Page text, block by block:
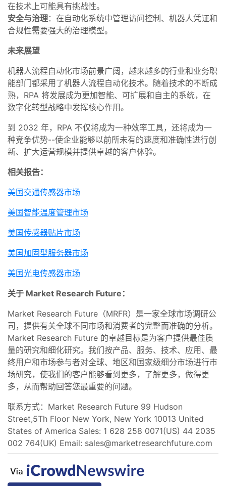
在技术上可能具有挑战性。
安全与治理：在自动化系统中管理访问控制、机器人凭证和
合规性需要强大的治理模型。
未来展望
机器人流程自动化市场前景广阔，越来越多的行业和业务职
能部门都采用了机器人流程自动化技术。随着技术的不断成
熟，RPA 将发展成为更加智能、可扩展和自主的系统，在
数字化转型战略中发挥核心作用。
到 2032 年，RPA 不仅将成为一种效率工具，还将成为一
种竞争优势--使企业能够以前所未有的速度和准确性进行创
新、扩大运营规模并提供卓越的客户体验。
相关报告：
美国交通传感器市场
美国智能温度管理市场
美国传感器贴片市场
美国加固型服务器市场
美国光电传感器市场
关于 Market Research Future：
Market Research Future（MRFR）是一家全球市场调研公
司，提供有关全球不同市场和消费者的完整而准确的分析。
Market Research Future 的卓越目标是为客户提供最佳质
量的研究和细化研究。我们按产品、服务、技术、应用、最
终用户和市场参与者对全球、地区和国家级细分市场进行市
场研究，使我们的客户能够看到更多，了解更多，做得更
多，从而帮助回答您最重要的问题。
联系方式：Market Research Future 99 Hudson
Street,5Th Floor New York, New York 10013 United
States of America Sales: 1 628 258 0071(US) 44 2035
002 764(UK) Email: sales@marketresearchfuture.com